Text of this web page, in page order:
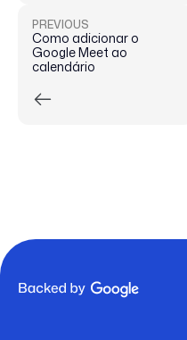
PREVIOUS
Como adicionar o
Google Meet ao
calendário